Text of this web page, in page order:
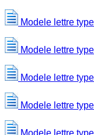
Modele lettre
Modele lettre
Modele lettre
Modele lettre
Modele lettre